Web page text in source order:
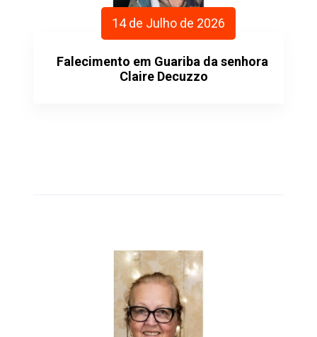
14 de Julho de 2026
Falecimento em Guariba da senhora
Claire Decuzzo